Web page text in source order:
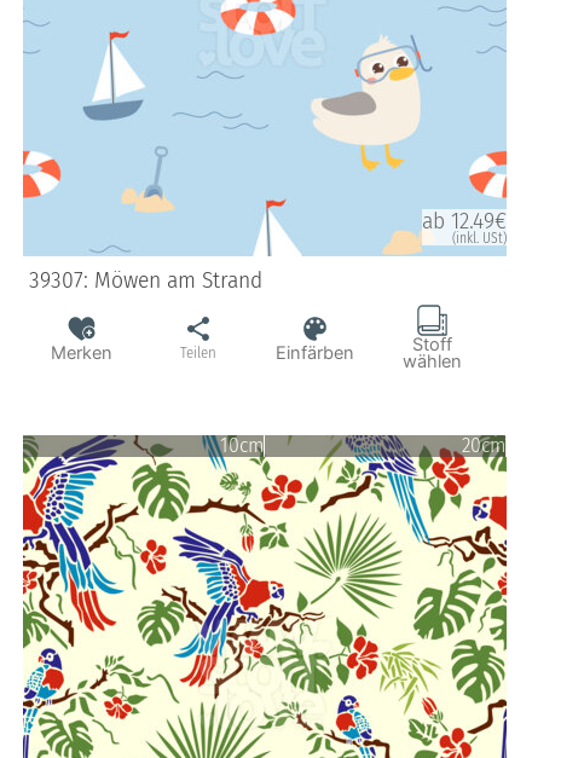
ab 12.49€
(inkl. USt)
39307: Möwen am Strand
Merken Teilen Einfärben Stoff
wählen
10cm 20cm